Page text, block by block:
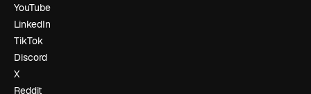
YouTube
LinkedIn
TikTok
Discord
X
Reddit